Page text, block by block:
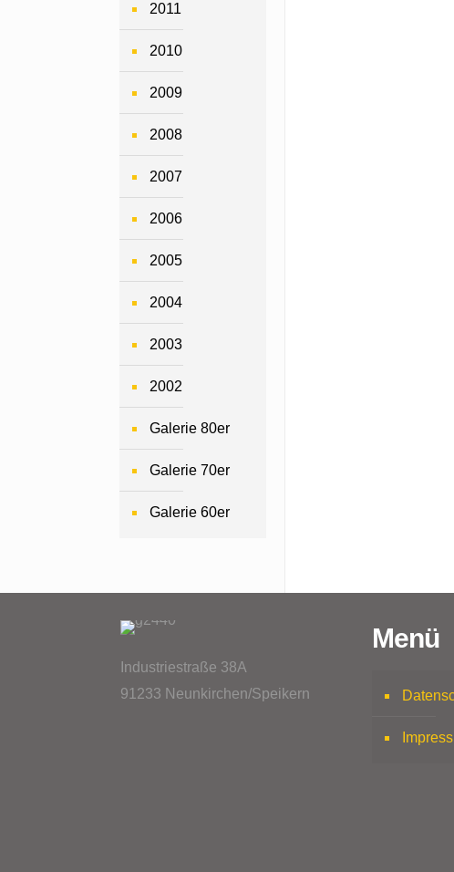
2011
2010
2009
2008
2007
2006
2005
2004
2003
2002
Galerie 80er
Galerie 70er
Galerie 60er
Industriestraße 38A
91233 Neunkirchen/Speikern
Menü